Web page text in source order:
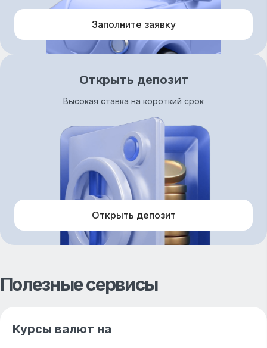
Заполните заявку
Открыть депозит
Высокая ставка на короткий срок
Открыть депозит
Полезные сервисы
Курсы валют на